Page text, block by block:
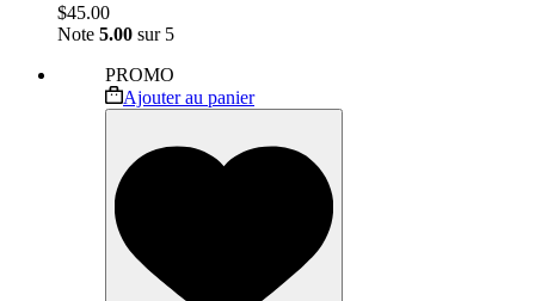
$45.00
Note 5.00 sur 5
PROMO
Ajouter au panier